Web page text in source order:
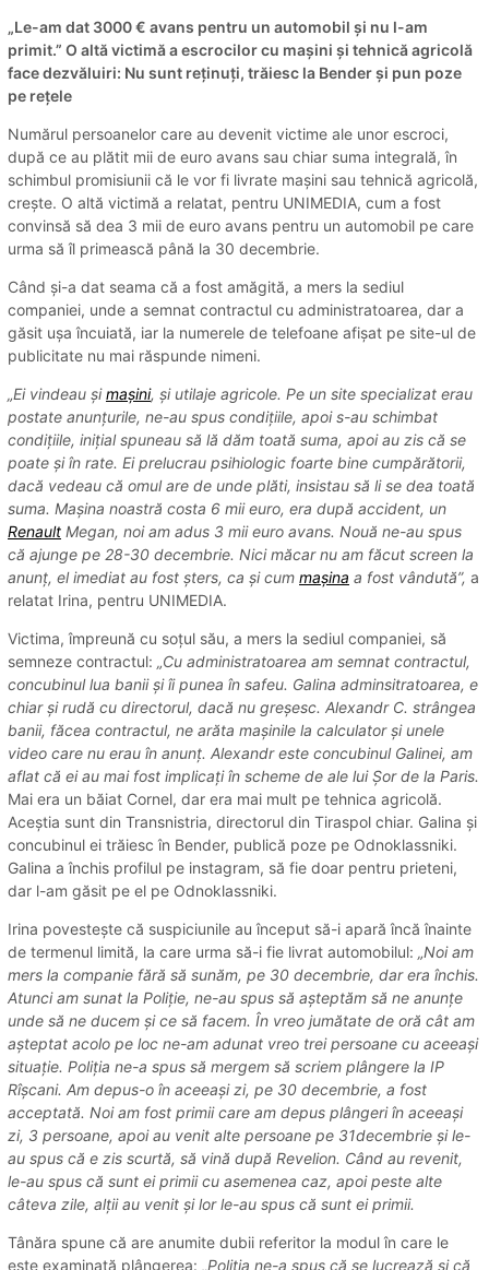
„Le-am dat 3000 € avans pentru un automobil și nu l-am
primit.” O altă victimă a escrocilor cu mașini și tehnică agricolă
face dezvăluiri: Nu sunt reținuți, trăiesc la Bender și pun poze
pe rețele
Numărul persoanelor care au devenit victime ale unor escroci,
după ce au plătit mii de euro avans sau chiar suma integrală, în
schimbul promisiunii că le vor fi livrate mașini sau tehnică agricolă,
crește. O altă victimă a relatat, pentru UNIMEDIA, cum a fost
convinsă să dea 3 mii de euro avans pentru un automobil pe care
urma să îl primească până la 30 decembrie.
Când și-a dat seama că a fost amăgită, a mers la sediul
companiei, unde a semnat contractul cu administratoarea, dar a
găsit ușa încuiată, iar la numerele de telefoane afișat pe site-ul de
publicitate nu mai răspunde nimeni.
„Ei vindeau șimașini, și utilaje agricole. Pe un site specializat erau
postate anunțurile, ne-au spus condițiile, apoi s-au schimbat
condițiile, inițial spuneau să lă dăm toată suma, apoi au zis că se
poate și în rate. Ei prelucrau psihiologic foarte bine cumpărătorii,
dacă vedeau că omul are de unde plăti, insistau să li se dea toată
suma. Mașina noastră costa 6 mii euro, era după accident, un
Renault Megan, noi am adus 3 mii euro avans. Nouă ne-au spus
că ajunge pe 28-30 decembrie. Nici măcar nu am făcut screen la
anunț, el imediat au fost șters, ca și cum mașina a fost vândută”, a
relatat Irina, pentru UNIMEDIA.
Victima, împreună cu soțul său, a mers la sediul companiei, să
semneze contractul: „Cu administratoarea am semnat contractul,
concubinul lua banii și îi punea în safeu. Galina adminsitratoarea, e
chiar și rudă cu directorul, dacă nu greșesc. Alexandr C. strângea
banii, făcea contractul, ne arăta mașinile la calculator și unele
video care nu erau în anunț. Alexandr este concubinul Galinei, am
aflat că ei au mai fost implicați în scheme de ale lui Șor de la Paris.
Mai era un băiat Cornel, dar era mai mult pe tehnica agricolă.
Aceștia sunt din Transnistria, directorul din Tiraspol chiar. Galina și
concubinul ei trăiesc în Bender, publică poze pe Odnoklassniki.
Galina a închis profilul pe instagram, să fie doar pentru prieteni,
dar l-am găsit pe el pe Odnoklassniki.
Irina povestește că suspiciunile au început să-i apară încă înainte
de termenul limită, la care urma să-i fie livrat automobilul: „Noi am
mers la companie fără să sunăm, pe 30 decembrie, dar era închis.
Atunci am sunat la Poliție, ne-au spus să așteptăm să ne anunțe
unde să ne ducem și ce să facem. În vreo jumătate de oră cât am
așteptat acolo pe loc ne-am adunat vreo trei persoane cu aceeași
situație. Poliția ne-a spus să mergem să scriem plângere la IP
Rîșcani. Am depus-o în aceeași zi, pe 30 decembrie, a fost
acceptată. Noi am fost primii care am depus plângeri în aceeași
zi, 3 persoane, apoi au venit alte persoane pe 31decembrie și le-
au spus că e zis scurtă, să vină după Revelion. Când au revenit,
le-au spus că sunt ei primii cu asemenea caz, apoi peste alte
câteva zile, alții au venit și lor le-au spus că sunt ei primii.
Tânăra spune că are anumite dubii referitor la modul în care le
este examinată plângerea: „Poliția ne-a spus că se lucrează și că